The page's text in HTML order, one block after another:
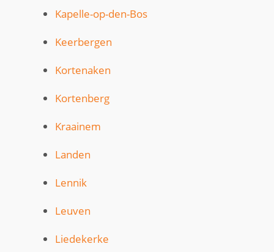
Kapelle-op-den-Bos
Keerbergen
Kortenaken
Kortenberg
Kraainem
Landen
Lennik
Leuven
Liedekerke